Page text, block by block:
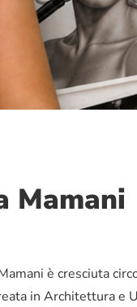
Mamani
è cresciuta
in Architettura e